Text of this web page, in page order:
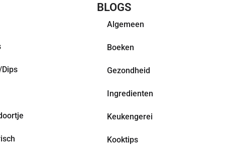
BLOGS
Algemeen
Boeken
Gezondheid
Ingredienten
Keukengerei
Kooktips